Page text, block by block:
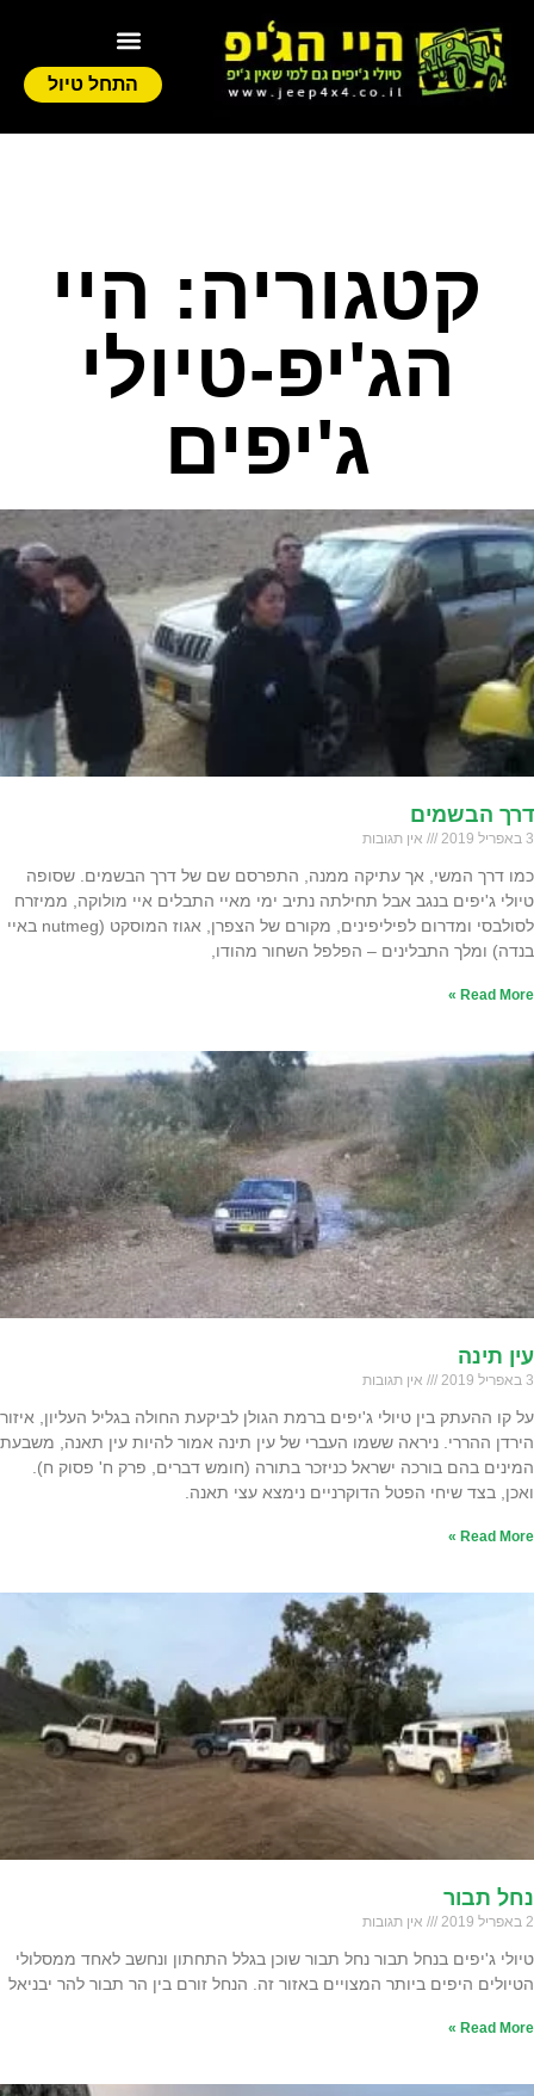
התחל טיול
קטגוריה: היי
הג'יפ-טיולי
ג'יפים
דרך הבשמים
3 באפריל 2019 אין תגובות
כמו דרך המשי, אך עתיקה ממנה, התפרסם שם של דרך הבשמים. שסופה
טיולי ג'יפים בנגב אבל תחילתה נתיב ימי מאיי התבלים איי מולוקה, ממיזרח
לסולבסי ומדרום לפיליפינים, מקורם של הצפרן, אגוז המוסקט (nutmeg באיי
בנדה) ומלך התבלינים – הפלפל השחור מהודו,
Read More »
עין תינה
3 באפריל 2019 אין תגובות
על קו ההעתק בין טיולי ג'יפים ברמת הגולן לביקעת החולה בגליל העליון, איזור
הירדן ההררי. ניראה ששמו העברי של עין תינה אמור להיות עין תאנה, משבעת
המינים בהם בורכה ישראל כניזכר בתורה (חומש דברים, פרק ח' פסוק ח).
ואכן, בצד שיחי הפטל הדוקרניים נימצא עצי תאנה.
Read More »
נחל תבור
2 באפריל 2019 אין תגובות
טיולי ג'יפים בנחל תבור נחל תבור שוכן בגלל התחתון ונחשב לאחד ממסלולי
הטיולים היפים ביותר המצויים באזור זה. הנחל זורם בין הר תבור להר יבניאל
Read More »